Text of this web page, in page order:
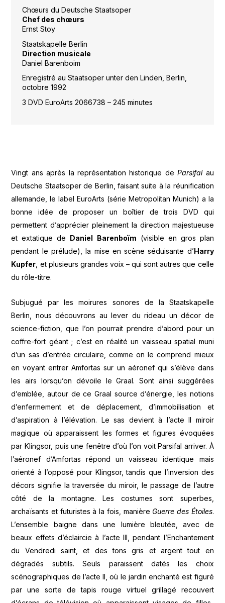
Chœurs du Deutsche Staatsoper
Chef des chœurs
Ernst Stoy
Staatskapelle Berlin
Direction musicale
Daniel Barenboim
Enregistré au Staatsoper unter den Linden, Berlin,
octobre 1992
3 DVD EuroArts 2066738 – 245 minutes
Vingt ans après la représentation historique deParsifalau
Deutsche Staatsoper de Berlin, faisant suite à la réunification
allemande, le label EuroArts (série Metropolitan Munich) a la
bonne idée de proposer un boîtier de trois DVD qui
permettent d’apprécier pleinement la direction majestueuse
et extatique de Daniel Barenboïm (visible en gros plan
pendant le prélude), la mise en scène séduisante d’Harry
Kupfer , et plusieurs grandes voix – qui sont autres que celle
du rôle-titre.
Subjugué par les moirures sonores de la Staatskapelle
Berlin, nous découvrons au lever du rideau un décor de
science-fiction, que l’on pourrait prendre d’abord pour un
coffre-fort géant ; c’est en réalité un vaisseau spatial muni
d’un sas d’entrée circulaire, comme on le comprend mieux
en voyant entrer Amfortas sur un aéronef qui s’élève dans
les airs lorsqu’on dévoile le Graal. Sont ainsi suggérées
d’emblée, autour de ce Graal source d’énergie, les notions
d’enfermement et de déplacement, d’immobilisation et
d’aspiration à l’élévation. Le sas devient à l’acte II miroir
magique où apparaissent les formes et figures évoquées
par Klingsor, puis une fenêtre d’où l’on voit Parsifal arriver. À
l’aéronef d’Amfortas répond un vaisseau identique mais
orienté à l’opposé pour Klingsor, tandis que l’inversion des
décors signifie la traversée du miroir, le passage de l’autre
côté de la montagne. Les costumes sont superbes,
archaïsants et futuristes à la fois, manière Guerre des Étoiles.
L’ensemble baigne dans une lumière bleutée, avec de
beaux effets d’éclaircie à l’acte III, pendant l’Enchantement
du Vendredi saint, et des tons gris et argent tout en
dégradés subtils. Seuls paraissent datés les choix
scénographiques de l’acte II, où le jardin enchanté est figuré
par une sorte de tapis rouge virtuel grillagé recouvert